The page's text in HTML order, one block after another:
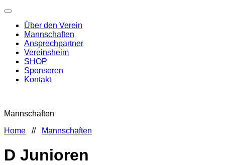
Über den Verein
Mannschaften
Ansprechpartner
Vereinsheim
SHOP
Sponsoren
Kontakt
Mannschaften
Home // Mannschaften
D Junioren